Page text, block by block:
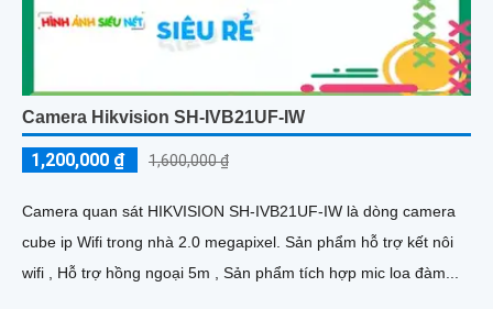
Camera Hikvision SH-IVB21UF-IW
1,200,000 ₫ 1,600,000 ₫
Camera quan sát HIKVISION SH-IVB21UF-IW là dòng camera
cube ip Wifi trong nhà 2.0 megapixel. Sản phẩm hỗ trợ kết nôi
wifi , Hỗ trợ hồng ngoại 5m , Sản phẩm tích hợp mic loa đàm...